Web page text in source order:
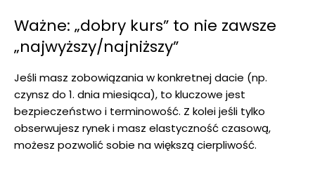
Ważne: „dobry kurs” to nie zawsze
„najwyższy/najniższy”
Jeśli masz zobowiązania w konkretnej dacie (np.
czynsz do 1. dnia miesiąca), to kluczowe jest
bezpieczeństwo i terminowość. Z kolei jeśli tylko
obserwujesz rynek i masz elastyczność czasową,
możesz pozwolić sobie na większą cierpliwość.